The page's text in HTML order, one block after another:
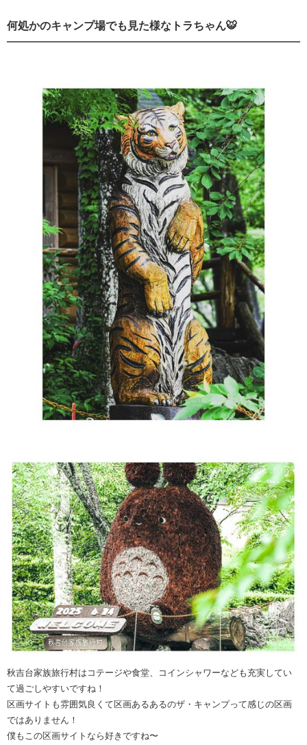
何処かのキャンプ場でも見た様なトラちゃん🐯
秋吉台家族旅行村はコテージや食堂、コインシャワーなども充実してい
て過ごしやすいですね！
区画サイトも雰囲気良くて区画あるあるのザ・キャンプって感じの区画
ではありません！
僕もこの区画サイトなら好きですね〜